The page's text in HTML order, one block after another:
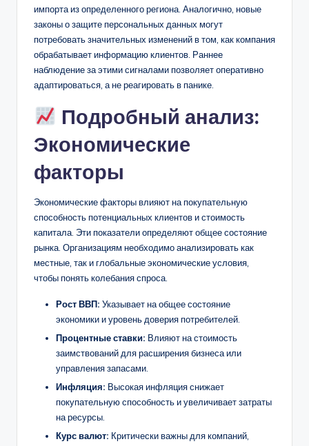
импорта из определенного региона. Аналогично, новые
законы о защите персональных данных могут
потребовать значительных изменений в том, как компания
обрабатывает информацию клиентов. Раннее
наблюдение за этими сигналами позволяет оперативно
адаптироваться, а не реагировать в панике.
Подробный анализ:
Экономические
факторы
Экономические факторы влияют на покупательную
способность потенциальных клиентов и стоимость
капитала. Эти показатели определяют общее состояние
рынка. Организациям необходимо анализировать как
местные, так и глобальные экономические условия,
чтобы понять колебания спроса.
Рост ВВП: Указывает на общее состояние
экономики и уровень доверия потребителей.
Процентные ставки: Влияют на стоимость
заимствований для расширения бизнеса или
управления запасами.
Инфляция: Высокая инфляция снижает
покупательную способность и увеличивает затраты
на ресурсы.
Курс валют: Критически важны для компаний,